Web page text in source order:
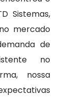
Sistemas,
mercado
de
no
nossa